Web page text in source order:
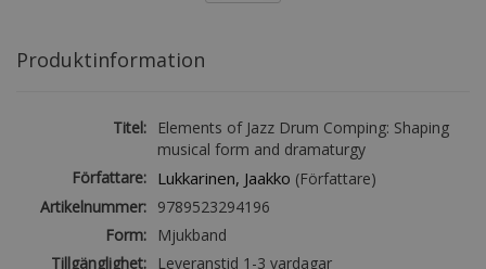
Produktinformation
Titel:
Elements of Jazz Drum Comping: Shaping
musical form and dramaturgy
Författare: Lukkarinen, Jaakko (Författare)
Artikelnummer: 9789523294196
Form:
Mjukband
Tillgänglighet:
Leveranstid 1-3 vardagar